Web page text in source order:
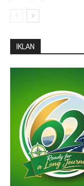
IKLAN